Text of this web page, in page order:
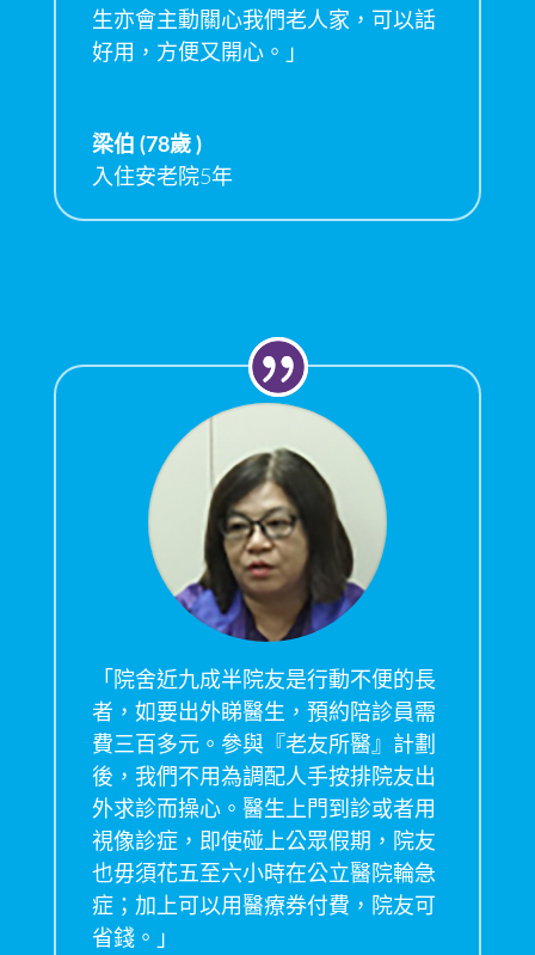
生亦會主動關心我們老人家，可以話
好用，方便又開心。」
梁伯 (78歲 )
入住安老院5年
「院舍近九成半院友是行動不便的長
者，如要出外睇醫生，預約陪診員需
費三百多元。參與『老友所醫』計劃
後，我們不用為調配人手按排院友出
外求診而操心。醫生上門到診或者用
視像診症，即使碰上公眾假期，院友
也毋須花五至六小時在公立醫院輪急
症；加上可以用醫療券付費，院友可
省錢。」